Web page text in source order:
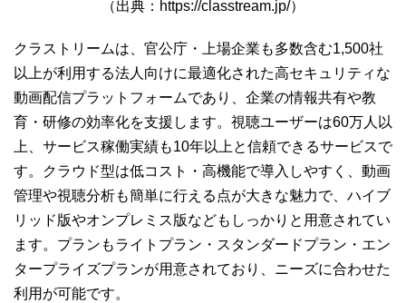
（出典：https://classtream.jp/）
クラストリームは、官公庁・上場企業も多数含む1,500社
以上が利用する法人向けに最適化された高セキュリティな
動画配信プラットフォームであり、企業の情報共有や教
育・研修の効率化を支援します。視聴ユーザーは60万人以
上、サービス稼働実績も10年以上と信頼できるサービスで
す。クラウド型は低コスト・高機能で導入しやすく、動画
管理や視聴分析も簡単に行える点が大きな魅力で、ハイブ
リッド版やオンプレミス版などもしっかりと用意されてい
ます。プランもライトプラン・スタンダードプラン・エン
タープライズプランが用意されており、ニーズに合わせた
利用が可能です。